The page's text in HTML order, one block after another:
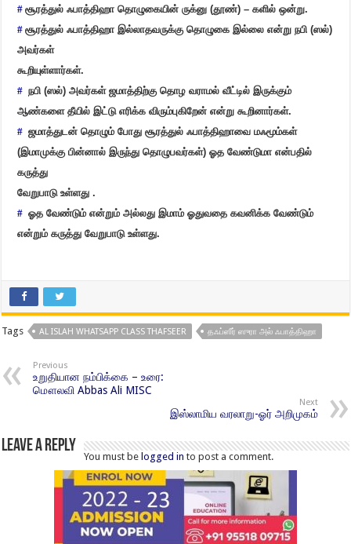
#சூரத்துல் ஃபாத்திஹா தொழுகையின் ருக்னு (தூண்) – களில் ஒன்று.
#சூரத்துல் ஃபாத்திஹா இல்லாதவருக்கு தொழுகை இல்லை என்று நபி (ஸல்)
அவர்கள்
கூறியுள்ளார்கள்.
# நபி (ஸல்) அவர்கள் ஜமாத்திற்கு தொழ வராமல் வீட்டில் இருக்கும்
ஆண்களை தீயில் இட்டு எரிக்க விரும்புகிறேன் என்று கூறினார்கள்.
# ஜமாத்துடன் தொழும் போது சூரத்துல் ஃபாத்திஹாவை மஃமூம்கள்
(இமாமுக்கு பின்னால் இருந்து தொழுபவர்கள்) ஓத வேண்டுமா என்பதில்
கருத்து
வேறுபாடு உள்ளது .
# ஓத வேண்டும் என்றும் அல்லது இமாம் ஓதுவதை கவனிக்க வேண்டும்
என்றும் கருத்து வேறுபாடு உள்ளது.
Tags AL ISLAH WHATSAPP CLASS THAFSEER தஃப்ஸீர் ஸுரா அல் ஃபாத்திஹா
Previous
உறுதியான நம்பிக்கை – உரை:
மௌலவி Abbas Ali MISC
Next
இஸ்லாமிய வரலாறு-ஓர் அறிமுகம்
Leave a Reply
You must be logged in to post a comment.